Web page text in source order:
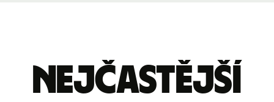
Nejčastější